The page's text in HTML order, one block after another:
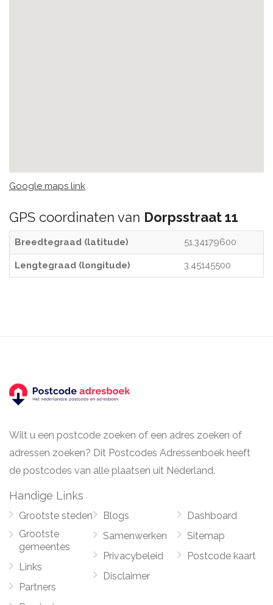
Google maps link
GPS coordinaten van Dorpsstraat 11
Breedtegraad (latitude) 51.34179600
Lengtegraad (longitude) 3.45145500
Wilt u een postcode zoeken of een adres zoeken of
adressen zoeken? Dit Postcodes Adressenboek heeft
de postcodes van alle plaatsen uit Nederland.
Handige Links
Grootste steden
Grootste
gemeentes
Links
Partners
Blogs
Samenwerken
Privacybeleid
Disclaimer
Dashboard
Sitemap
Postcode kaart